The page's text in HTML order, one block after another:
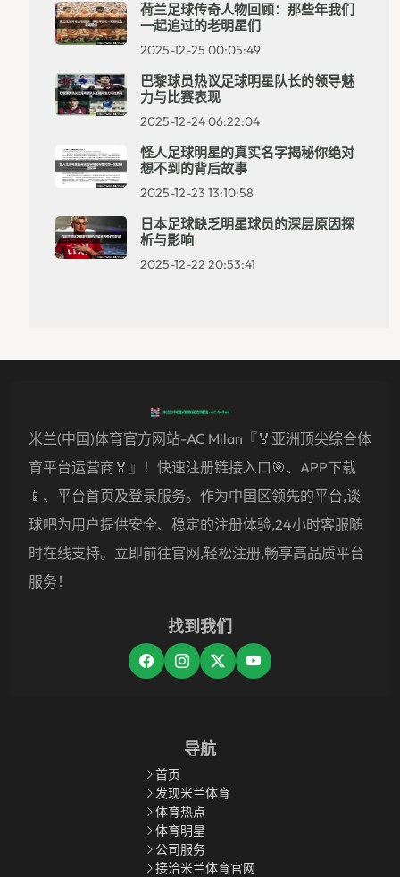
荷兰足球传奇人物回顾：那些年我们
一起追过的老明星们
2025-12-25 00:05:49
巴黎球员热议足球明星队长的领导魅
力与比赛表现
2025-12-24 06:22:04
怪人足球明星的真实名字揭秘你绝对
想不到的背后故事
2025-12-23 13:10:58
日本足球缺乏明星球员的深层原因探
析与影响
2025-12-22 20:53:41
米兰(中国)体育官方网站-AC Milan『🏅亚洲顶尖综合体
育平台运营商🏅』！快速注册链接入口🎯、APP下载
📱、平台首页及登录服务。作为中国区领先的平台,谈
球吧为用户提供安全、稳定的注册体验,24小时客服随
时在线支持。立即前往官网,轻松注册,畅享高品质平台
服务！
找到我们
导航
首页
发现米兰体育
体育热点
体育明星
公司服务
接洽米兰体育官网